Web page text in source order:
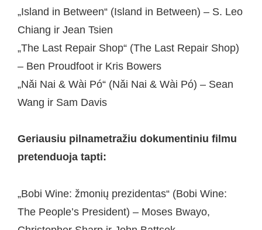
„Island in Between“ (Island in Between) – S. Leo
Chiang ir Jean Tsien
„The Last Repair Shop“ (The Last Repair Shop)
– Ben Proudfoot ir Kris Bowers
„Nǎi Nai & Wài Pó“ (Nǎi Nai & Wài Pó) – Sean
Wang ir Sam Davis
Geriausiu pilnametražiu dokumentiniu filmu
pretenduoja tapti:
„Bobi Wine: žmonių prezidentas“ (Bobi Wine:
The People’s President) – Moses Bwayo,